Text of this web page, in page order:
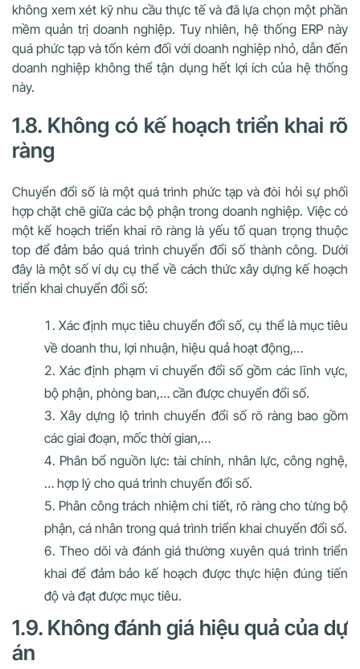
không xem xét kỹ nhu cầu thực tế và đã lựa chọn một phần
mềm quản trị doanh nghiệp. Tuy nhiên, hệ thống ERP này
quá phức tạp và tốn kém đối với doanh nghiệp nhỏ, dẫn đến
doanh nghiệp không thể tận dụng hết lợi ích của hệ thống
này.
1.8. Không có kế hoạch triển khai rõ
ràng
Chuyển đổi số là một quá trình phức tạp và đòi hỏi sự phối
hợp chặt chẽ giữa các bộ phận trong doanh nghiệp. Việc có
một kế hoạch triển khai rõ ràng là yếu tố quan trọng thuộc
top để đảm bảo quá trình chuyển đổi số thành công. Dưới
đây là một số ví dụ cụ thể về cách thức xây dựng kế hoạch
triển khai chuyển đổi số:
Xác định mục tiêu chuyển đổi số, cụ thể là mục tiêu
về doanh thu, lợi nhuận, hiệu quả hoạt động,…
Xác định phạm vi chuyển đổi số gồm các lĩnh vực,
bộ phận, phòng ban,… cần được chuyển đổi số.
Xây dựng lộ trình chuyển đổi số rõ ràng bao gồm
các giai đoạn, mốc thời gian,…
Phân bổ nguồn lực: tài chính, nhân lực, công nghệ,
… hợp lý cho quá trình chuyển đổi số.
Phân công trách nhiệm chi tiết, rõ ràng cho từng bộ
phận, cá nhân trong quá trình triển khai chuyển đổi số.
Theo dõi và đánh giá thường xuyên quá trình triển
khai để đảm bảo kế hoạch được thực hiện đúng tiến
độ và đạt được mục tiêu.
1.9. Không đánh giá hiệu quả của dự
án